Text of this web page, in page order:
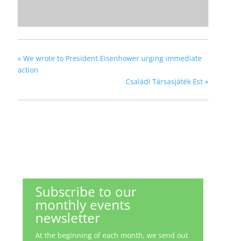
« We wrote to President Eisenhower urging immediate
action
Családi Társasjáték Est »
Subscribe to our
monthly events
newsletter
At the beginning of each month, we send out